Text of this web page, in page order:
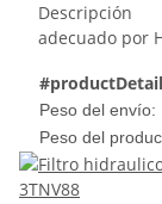
Descripción
adecuado por
Peso del envío:
Peso del